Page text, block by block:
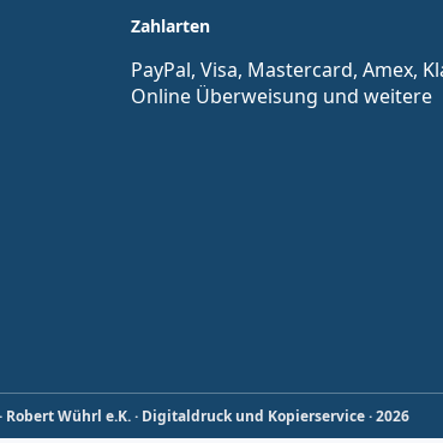
Zahlarten
PayPal, Visa, Mastercard, Amex,
Online Überweisung und weitere
Wührl e.K. · Digitaldruck und Kopierservice · 2026